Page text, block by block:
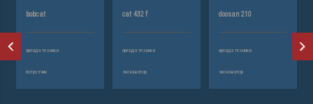
bobcat
аренда техники
погрузчик
cat 432 f
аренда техники
экскаватор
doosan 210
аренда техники
экскаватор